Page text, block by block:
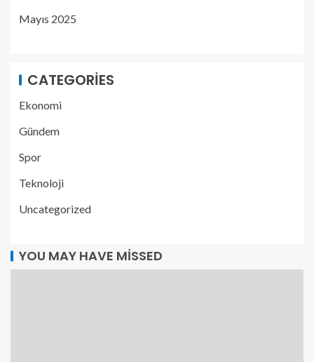
Mayıs 2025
CATEGORIES
Ekonomi
Gündem
Spor
Teknoloji
Uncategorized
YOU MAY HAVE MISSED